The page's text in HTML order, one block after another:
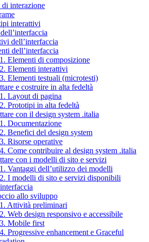
di interazione
interattivi
dell’interfaccia
dell’interfaccia
Elementi di composizione
Elementi interattivi
Elementi testuali (microtesti)
e costruire in alta fedeltà
Layout di pagina
Prototipi in alta fedeltà
con il design system .italia
Documentazione
Benefici del design system
Risorse operative
Come contribuire al design system .italia
con i modelli di sito e servizi
Vantaggi dell’utilizzo dei modelli
I modelli di sito e servizi disponibili
allo sviluppo
Attività preliminari
Web design responsivo e accessibile
Mobile first
Progressive enhancement e Graceful